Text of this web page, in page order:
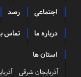
اجتماعی رصد
درباره ما تماس
استان ها
آذربایجان شرقی